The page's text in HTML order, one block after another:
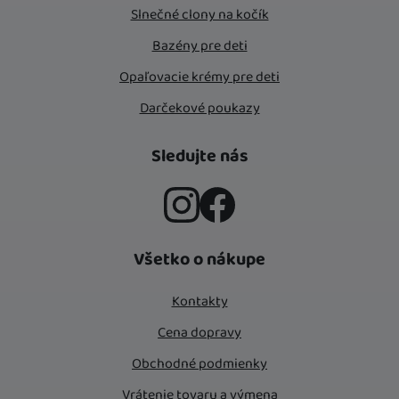
Slnečné clony na kočík
Bazény pre deti
Opaľovacie krémy pre deti
Darčekové poukazy
Sledujte nás
Všetko o nákupe
Kontakty
Cena dopravy
Obchodné podmienky